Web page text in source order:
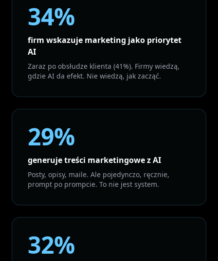
34%
firm wskazuje marketing jako priorytet
AI
Zaraz po obsłudze klienta (41%). Firmy wiedzą,
gdzie AI da efekt. Nie wiedzą, jak zacząć.
29%
generuje treści marketingowe z AI
Posty, opisy, maile. Ale pojedynczo, ręcznie,
prompt po prompcie. To nie jest system.
32%